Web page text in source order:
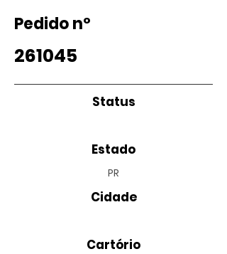
Pedido nº
261045
Status
Estado
PR
Cidade
Cartório